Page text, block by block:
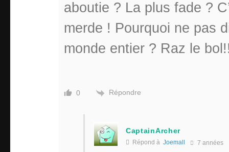
aboutie ? La plus fade ?
merde ! Pourquoi ne pas
monde entier ? Raz le
0 Répondre
CaptainArcher
Répond à Joemall 7 années